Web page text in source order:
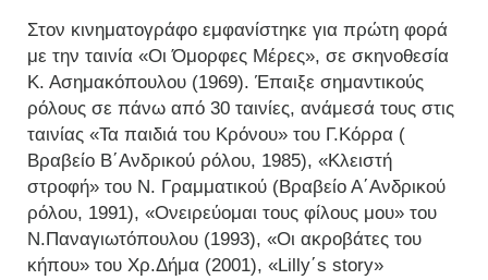
Στον κινηματογράφο εμφανίστηκε για πρώτη φορά
με την ταινία «Οι Όμορφες Μέρες», σε σκηνοθεσία
Κ. Ασημακόπουλου (1969). Έπαιξε σημαντικούς
ρόλους σε πάνω από 30 ταινίες, ανάμεσά τους στις
ταινίας «Τα παιδιά του Κρόνου» του Γ.Κόρρα (
Βραβείο Β΄Ανδρικού ρόλου, 1985), «Κλειστή
στροφή» του Ν. Γραμματικού (Βραβείο Α΄Ανδρικού
ρόλου, 1991), «Ονειρεύομαι τους φίλους μου» του
Ν.Παναγιωτόπουλου (1993), «Οι ακροβάτες του
κήπου» του Χρ.Δήμα (2001), «Lilly΄s story»